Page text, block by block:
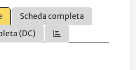
Scheda completa
(DC)